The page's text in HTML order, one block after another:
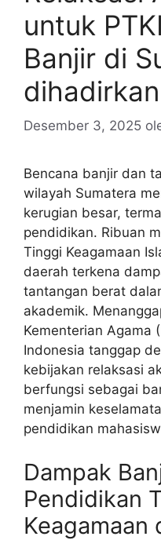
untuk
Banjir di
Desember 3, 2025
Bencana banjir dan
wilayah Sumatera
kerugian besar,
pendidikan. Ribuan
Tinggi Keagamaan
daerah terkena
tantangan berat
akademik.
Kementerian Agama
Indonesia tanggap
kebijakan relaksasi
berfungsi sebagai
menjamin
pendidikan
Dampak
Pendidikan
Keagamaan